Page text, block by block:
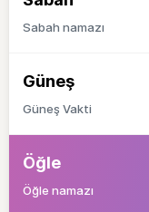
Sabah namazı
Güneş
Güneş Vakti
Öğle
Öğle namazı